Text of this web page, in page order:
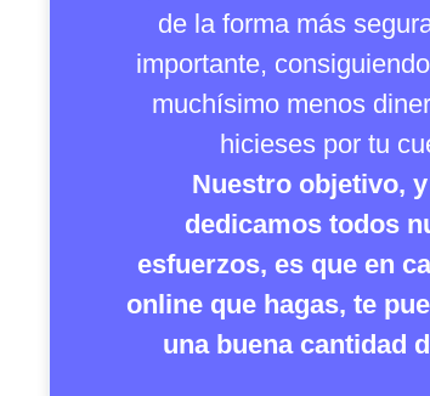
de la forma más
importante,
muchísimo menos
hicieses por tu
Nuestro objetivo,
dedicamos todos
esfuerzos, es que en
online que hagas, te
una buena cantidad